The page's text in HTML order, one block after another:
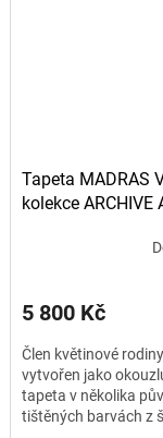
Tapeta MADRAS
kolekce ARCHIVE
5 800 Kč
Člen květinové
vytvořen jako
tapeta v několika
tištěných barvách z